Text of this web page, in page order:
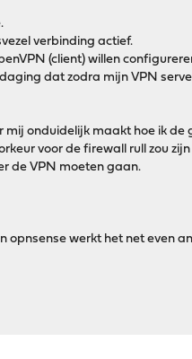
verbinding actief.
(client) willen
dat zodra mijn VPN
onduidelijk maakt hoe ik
voor de firewall rull zou
de VPN moeten gaan.
opnsense werkt het net even